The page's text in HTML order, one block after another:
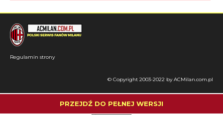
Regulamin strony
© Copyright 2003-2022 by ACMilan.com.pl
PRZEJDŹ DO PEŁNEJ WERSJI